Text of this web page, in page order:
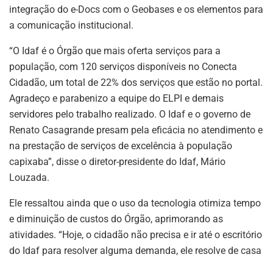
integração do e-Docs com o Geobases e os elementos para
a comunicação institucional.
“O Idaf é o Órgão que mais oferta serviços para a
população, com 120 serviços disponíveis no Conecta
Cidadão, um total de 22% dos serviços que estão no portal.
Agradeço e parabenizo a equipe do ELPI e demais
servidores pelo trabalho realizado. O Idaf e o governo de
Renato Casagrande presam pela eficácia no atendimento e
na prestação de serviços de excelência à população
capixaba”, disse o diretor-presidente do Idaf, Mário
Louzada.
Ele ressaltou ainda que o uso da tecnologia otimiza tempo
e diminuição de custos do Órgão, aprimorando as
atividades. “Hoje, o cidadão não precisa e ir até o escritório
do Idaf para resolver alguma demanda, ele resolve de casa